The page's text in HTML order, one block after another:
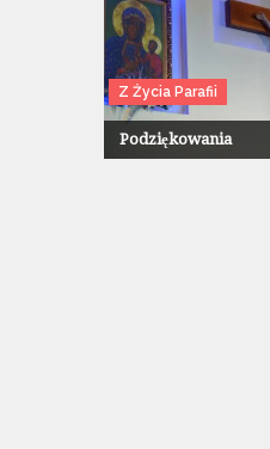
Z Życia Parafii
Podziękowania